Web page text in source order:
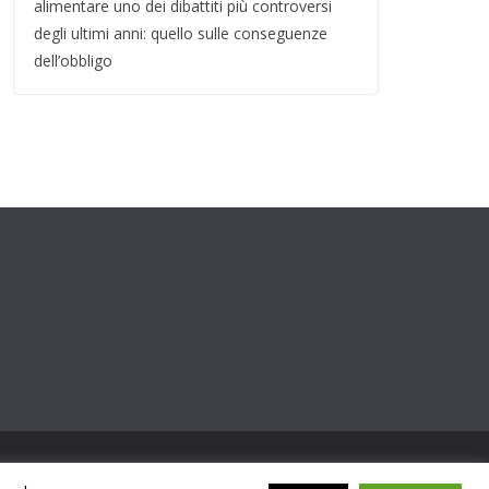
alimentare uno dei dibattiti più controversi
degli ultimi anni: quello sulle conseguenze
dell’obbligo